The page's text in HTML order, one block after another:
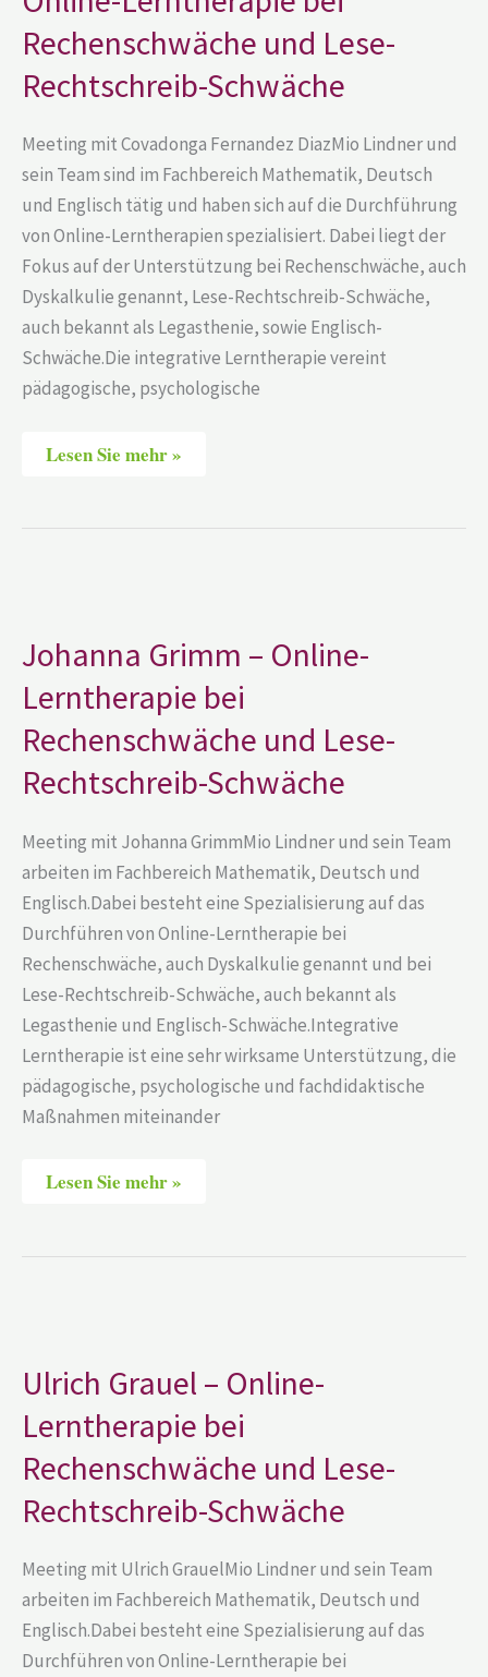
Rechenschwäche und Lese-
Rechtschreib-Schwäche
Meeting mit Covadonga Fernandez DiazMio Lindner und
sein Team sind im Fachbereich Mathematik, Deutsch
und Englisch tätig und haben sich auf die Durchführung
von Online-Lerntherapien spezialisiert. Dabei liegt der
Fokus auf der Unterstützung bei Rechenschwäche, auch
Dyskalkulie genannt, Lese-Rechtschreib-Schwäche,
auch bekannt als Legasthenie, sowie Englisch-
Schwäche.Die integrative Lerntherapie vereint
pädagogische, psychologische
Rechtschreib-
Schwäche
Lesen Sie mehr »
Johanna Grimm – Online-
Lerntherapie bei
Rechenschwäche und Lese-
Rechtschreib-Schwäche
Meeting mit Johanna GrimmMio Lindner und sein Team
arbeiten im Fachbereich Mathematik, Deutsch und
Englisch.Dabei besteht eine Spezialisierung auf das
Durchführen von Online-Lerntherapie bei
Rechenschwäche, auch Dyskalkulie genannt und bei
Lese-Rechtschreib-Schwäche, auch bekannt als
Legasthenie und Englisch-Schwäche.Integrative
Lerntherapie ist eine sehr wirksame Unterstützung, die
pädagogische, psychologische und fachdidaktische
Maßnahmen miteinander
Online-
Lerntherapie
Rechenschwäche
und
Lese-
Rechtschreib-
Schwäche
Lesen Sie mehr »
Ulrich Grauel – Online-
Lerntherapie bei
Rechenschwäche und Lese-
Rechtschreib-Schwäche
Meeting mit Ulrich GrauelMio Lindner und sein Team
arbeiten im Fachbereich Mathematik, Deutsch und
Englisch.Dabei besteht eine Spezialisierung auf das
Durchführen von Online-Lerntherapie bei
Online-
Lerntherapie
bei
Rechenschwäche
und
Lese-
Rechtschreib-
Schwäche